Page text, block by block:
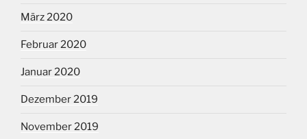
März 2020
Februar 2020
Januar 2020
Dezember 2019
November 2019